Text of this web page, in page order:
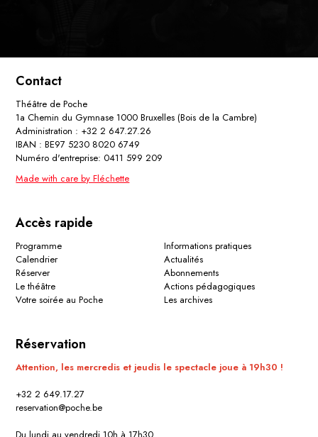
Contact
Théâtre de Poche
1a Chemin du Gymnase 1000 Bruxelles (Bois de la Cambre)
Administration : +32 2 647.27.26
IBAN : BE97 5230 8020 6749
Numéro d'entreprise: 0411 599 209
Made with care by Fléchette
Accès rapide
Programme
Calendrier
Réserver
Le théâtre
Votre soirée au Poche
Informations pratiques
Actualités
Abonnements
Actions pédagogiques
Les archives
Réservation
Attention, les mercredis et jeudis le spectacle joue à 19h30 !
+32 2 649.17.27
reservation@poche.be